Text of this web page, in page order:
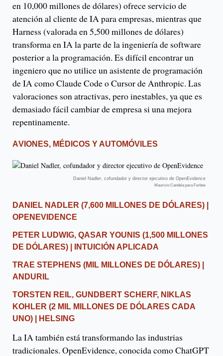
en 10,000 millones de dólares) ofrece servicio de
atención al cliente de IA para empresas, mientras que
Harness (valorada en 5,500 millones de dólares)
transforma en IA la parte de la ingeniería de software
posterior a la programación. Es difícil encontrar un
ingeniero que no utilice un asistente de programación
de IA como Claude Code o Cursor de Anthropic. Las
valoraciones son atractivas, pero inestables, ya que es
demasiado fácil cambiar de empresa si una mejora
repentinamente.
AVIONES, MÉDICOS Y AUTOMÓVILES
Daniel Nadler, cofundador y director ejecutivo de OpenEvidence
Mauricio Candela para Forbes
DANIEL NADLER (7,600 MILLONES DE DÓLARES) |
OPENEVIDENCE
PETER LUDWIG, QASAR YOUNIS (1,500 MILLONES
DE DÓLARES) | INTUICIÓN APLICADA
TRAE STEPHENS (MIL MILLONES DE DÓLARES) |
ANDURIL
TORSTEN REIL, GUNDBERT SCHERF, NIKLAS
KOHLER (2 MIL MILLONES DE DÓLARES CADA
UNO) | HELSING
La IA también está transformando las industrias
tradicionales. OpenEvidence, conocida como ChatGPT